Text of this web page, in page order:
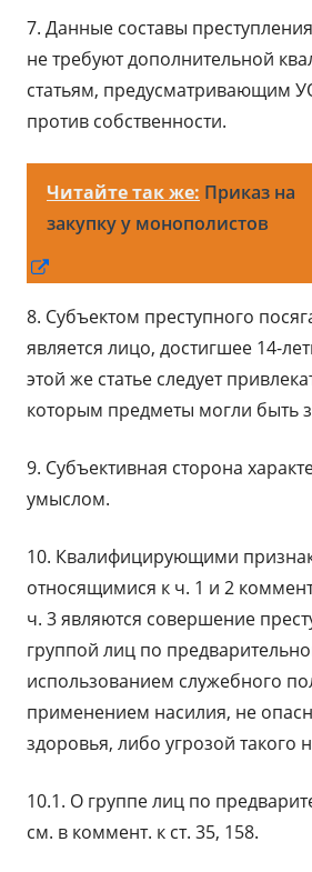
7. Данные составы
не требуют дополнительной
статьям, предусматривающим
против собственности.
Читайте так же: Приказ на
закупку у монополистов
новом
окне
8. Субъектом преступного
является лицо, достигшее 14-
этой же статье следует
которым предметы могли быть
9. Субъективная сторона
умыслом.
10. Квалифицирующими
относящимися к ч. 1 и 2
ч. 3 являются совершение
группой лиц по
использованием служебного
применением насилия, не
здоровья, либо угрозой такого
10.1. О группе лиц по
см. в коммент. к ст. 35, 158.